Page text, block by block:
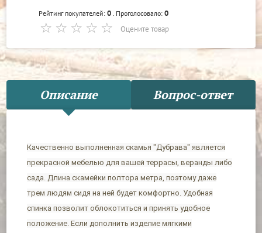
Рейтинг покупателей:0 . Проголосовало:0
Оцените товар
Описание Вопрос-ответ
Качественно выполненная скамья "Дубрава" является
прекрасной мебелью для вашей террасы, веранды либо
сада. Длина скамейки полтора метра, поэтому даже
трем людям сидя на ней будет комфортно. Удобная
спинка позволит облокотиться и принять удобное
положение. Если дополнить изделие мягкими